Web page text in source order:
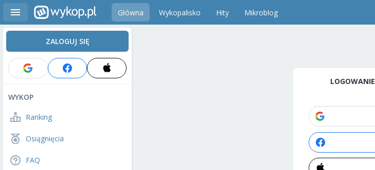
Główna Wykopalisko Hity Mikroblog
ZALOGUJ SIĘ
WYKOP
Ranking
Osiągnięcia
FAQ
LOGOWANIE